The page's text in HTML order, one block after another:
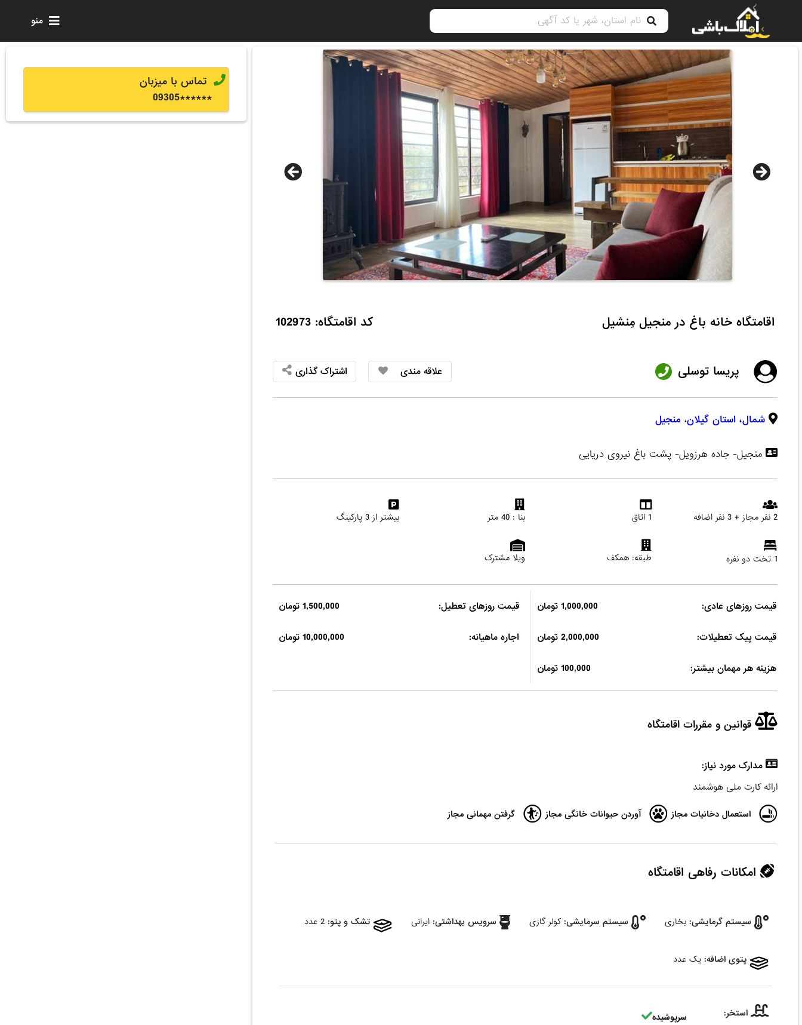
منو
اقامتگاه خانه باغ در منجیل مِنشیل کد اقامتگاه: 102973
پریسا توسلی علاقه مندی اشتراک گذاری
شمال، استان گیلان، منجیل
منجیل- جاده هرزویل- پشت باغ نیروی دریایی
2 نفر مجاز + 3 نفر اضافه 1 اتاق بنا : 40 متر بیشتر از 3 پارکینگ
1 تخت دو نفره طبقه: همکف ویلا مشترک
قیمت روزهای عادی: 1,000,000 تومان قیمت روزهای تعطیل: 1,500,000 تومان
قیمت پیک تعطیلات: 2,000,000 تومان اجاره ماهیانه: 10,000,000 تومان
هزینه هر مهمان بیشتر: 100,000 تومان
قوانین و مقررات اقامتگاه
مدارک مورد نیاز:
ارائه کارت ملی هوشمند
استعمال دخانیات مجاز آوردن حیوانات خانگی مجاز گرفتن مهمانی مجاز
امکانات رفاهی اقامتگاه
سیستم گرمایشی: بخاری سیستم سرمایشی: کولر گازی سرویس بهداشتی: ایرانی تشک و پتو: 2 عدد
پتوی اضافه: یک عدد
استخر: سرپوشیده
تماس با میزبان
******
09305